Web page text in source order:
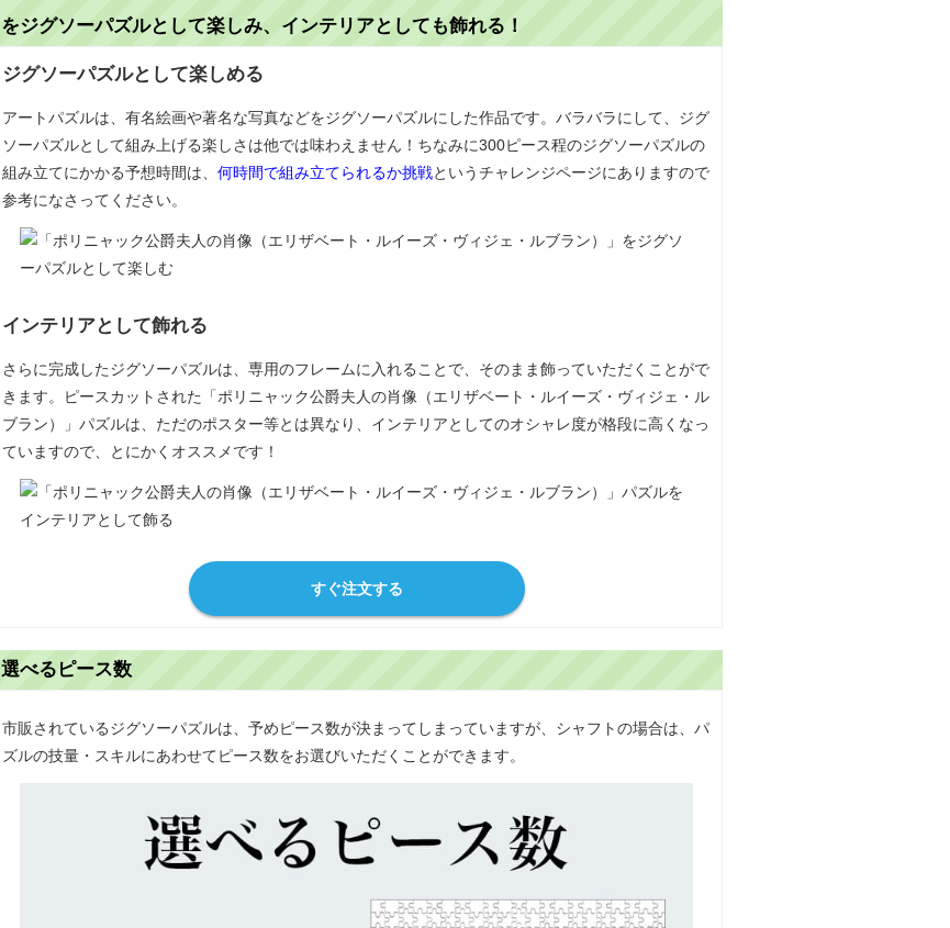
をジグソーパズルとして楽しみ、インテリアとしても飾れる！
ジグソーパズルとして楽しめる
アートパズルは、有名絵画や著名な写真などをジグソーパズルにした作品です。バラバラにして、ジグ
ソーパズルとして組み上げる楽しさは他では味わえません！ちなみに300ピース程のジグソーパズルの
組み立てにかかる予想時間は、 何時間で組み立てられるか挑戦というチャレンジページにありますので
参考になさってください。
インテリアとして飾れる
さらに完成したジグソーパズルは、専用のフレームに入れることで、そのまま飾っていただくことがで
きます。ピースカットされた「ポリニャック公爵夫人の肖像（エリザベート・ルイーズ・ヴィジェ・ル
ブラン）」パズルは、ただのポスター等とは異なり、インテリアとしてのオシャレ度が格段に高くなっ
ていますので、とにかくオススメです！
すぐ注文する
選べるピース数
市販されているジグソーパズルは、予めピース数が決まってしまっていますが、シャフトの場合は、パ
ズルの技量・スキルにあわせてピース数をお選びいただくことができます。